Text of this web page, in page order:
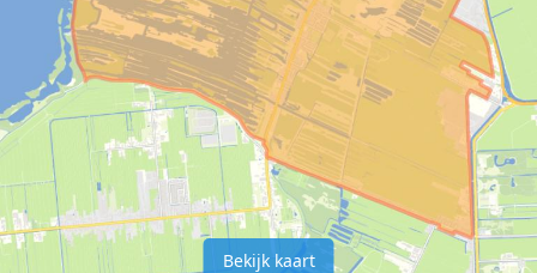
Bekijk kaart